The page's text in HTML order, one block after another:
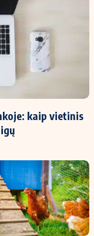
kaip vietinis